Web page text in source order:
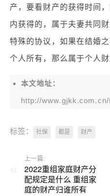
产，要看财产的获得时间
内获得的，属于夫妻共同
特殊的协议，如果在结婚
个人所有，那么属于个人财
本文地址：
http://
标签： 社保 都是 财产
上一篇:
2022重组家庭财产分
配规定是什么 重组家
庭的财产归谁所有